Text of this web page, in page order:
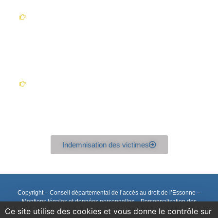
Indemnisation des victimes
Copyright – Conseil départemental de l’accès au droit de l’Essonne –
Mentions légales et données personnelles–Personnalisation des
Ce site utilise des cookies et vous donne le contrôle sur